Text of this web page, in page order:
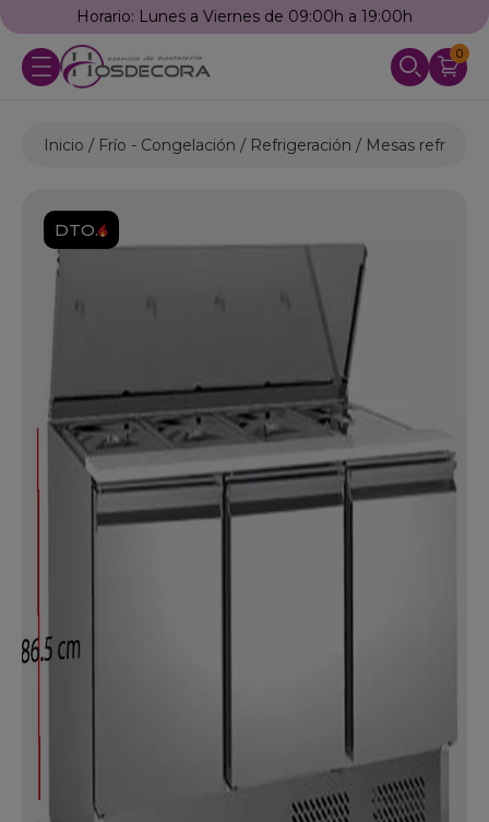
Horario: Lunes a Viernes de 09:00h a 19:00h
0
Inicio Frío - Congelación Refrigeración Mesas
DTO.